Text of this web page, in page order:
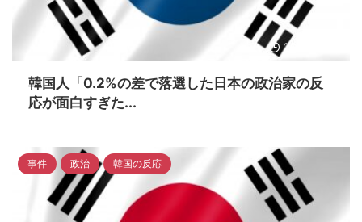
2023/4/16
韓国人「0.2%の差で落選した日本の政治家の反
応が面白すぎた...
事件 政治 韓国の反応